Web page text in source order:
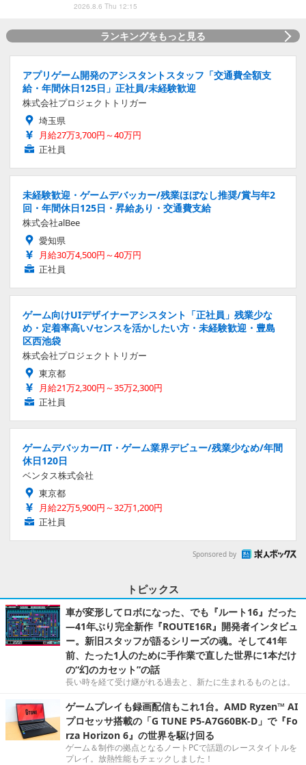
2026.8.6 Thu 12:15
ランキングをもっと見る
アプリゲーム開発のアシスタントスタッフ「交通費全額支
給・年間休日125日」正社員/未経験歓迎
株式会社プロジェクトトリガー
埼玉県
月給27万3,700円～40万円
正社員
未経験歓迎・ゲームデバッカー/残業ほぼなし推奨/賞与年2
回・年間休日125日・昇給あり・交通費支給
株式会社alBee
愛知県
月給30万4,500円～40万円
正社員
ゲーム向けUIデザイナーアシスタント「正社員」残業少な
め・定着率高い/センスを活かしたい方・未経験歓迎・豊島
区西池袋
株式会社プロジェクトトリガー
東京都
月給21万2,300円～35万2,300円
正社員
ゲームデバッカー/IT・ゲーム業界デビュー/残業少なめ/年間
休日120日
ベンタス株式会社
東京都
月給22万5,900円～32万1,200円
正社員
Sponsored by
トピックス
車が変形してロボになった、でも『ルート16』だった
―41年ぶり完全新作『ROUTE16R』開発者インタビュ
ー。新旧スタッフが語るシリーズの魂。そして41年
前、たった1人のために手作業で直した世界に1本だけ
の“幻のカセット”の話
長い時を経て受け継がれる過去と、新たに生まれるものとは。
ゲームプレイも録画配信もこれ1台。AMD Ryzen™ AI
プロセッサ搭載の「G TUNE P5-A7G60BK-D」で『Fo
rza Horizon 6』の世界を駆け回る
ゲーム＆制作の拠点となるノートPCで話題のレースタイトルを
プレイ。放熱性能もチェックしました！